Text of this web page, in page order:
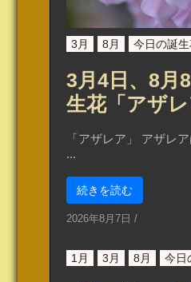
3月 8月 今日の誕
3月4日、8月
生花「アザレ
「アザレア」 アザレ
...
続きを読む
2026年8月7日 /
1月 3月 8月 今日